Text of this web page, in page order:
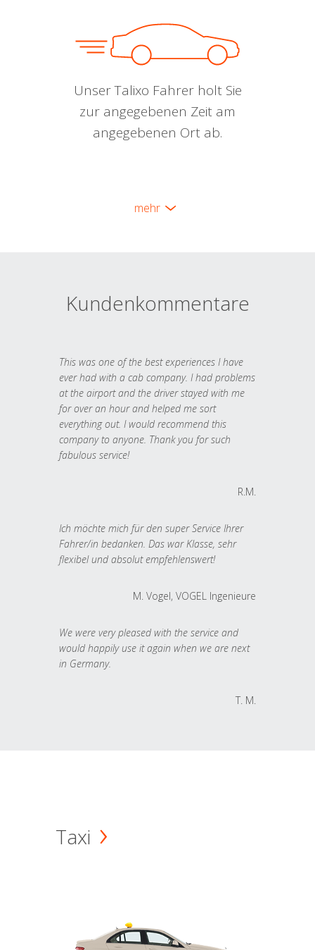
Unser Talixo Fahrer holt Sie
zur angegebenen Zeit am
angegebenen Ort ab.
mehr
Kundenkommentare
This was one of the best experiences I have
ever had with a cab company. I had problems
at the airport and the driver stayed with me
for over an hour and helped me sort
everything out. I would recommend this
company to anyone. Thank you for such
fabulous service!
R.M.
Ich möchte mich für den super Service Ihrer
Fahrer/in bedanken. Das war Klasse, sehr
flexibel und absolut empfehlenswert!
M. Vogel, VOGEL Ingenieure
We were very pleased with the service and
would happily use it again when we are next
in Germany.
T. M.
Taxi